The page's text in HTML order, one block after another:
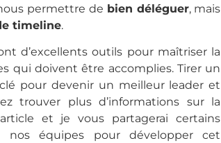
permettre de bien déléguer, mais
timeline.
d’excellents outils pour maîtriser la
qui doivent être accomplies. Tirer un
pour devenir un meilleur leader et
trouver plus d’informations sur la
et je vous partagerai certains
nos équipes pour développer cet